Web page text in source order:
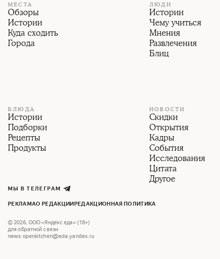
МЕСТА
Обзоры
Истории
Куда сходить
Города
ЛЮДИ
Истории
Чему учиться
Мнения
Развлечения
Блиц
БЛЮДА
Истории
Подборки
Рецепты
Продукты
НОВОСТИ
Скидки
Открытия
Кадры
События
Исследования
Цитата
Другое
МЫ В ТЕЛЕГРАМ
РЕКЛАМАО РЕДАКЦИИРЕДАКЦИОННАЯ ПОЛИТИКА
©2026, ООО «Яндекс еда» (18+)
для обратной связи
news.openkitchen@eda.yandex.ru